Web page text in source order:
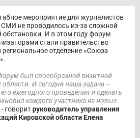
мероприятие для журналистов
СМИ не проводилось из-за сложной
обстановки. И в этом году форум
стали правительство
отделение «Союза
был своеобразной визитной
И сегодня наша задача –
ежегодного проведения и сделать
каждого участника на новые
- говоритруководитель управления
Кировской области Елена